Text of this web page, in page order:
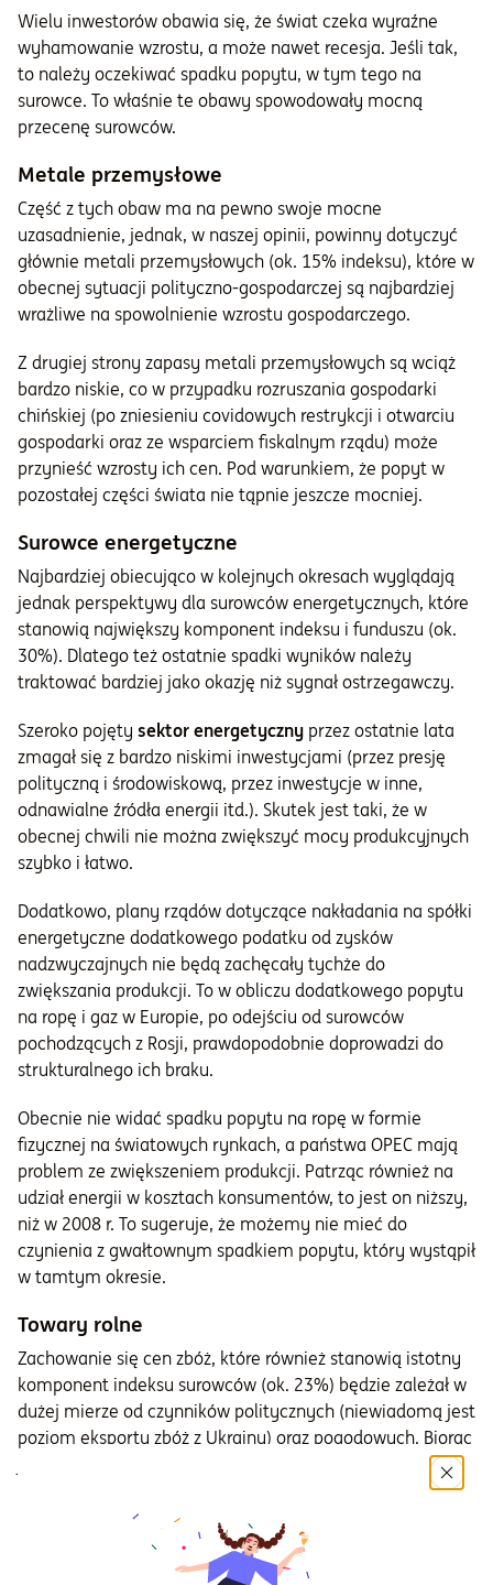
Wielu inwestorów obawia się, że świat czeka wyraźne
wyhamowanie wzrostu, a może nawet recesja. Jeśli tak,
to należy oczekiwać spadku popytu, w tym tego na
surowce. To właśnie te obawy spowodowały mocną
przecenę surowców.
Metale przemysłowe
Część z tych obaw ma na pewno swoje mocne
uzasadnienie, jednak, w naszej opinii, powinny dotyczyć
głównie metali przemysłowych (ok. 15% indeksu), które w
obecnej sytuacji polityczno-gospodarczej są najbardziej
wrażliwe na spowolnienie wzrostu gospodarczego.
Z drugiej strony zapasy metali przemysłowych są wciąż
bardzo niskie, co w przypadku rozruszania gospodarki
chińskiej (po zniesieniu covidowych restrykcji i otwarciu
gospodarki oraz ze wsparciem fiskalnym rządu) może
przynieść wzrosty ich cen. Pod warunkiem, że popyt w
pozostałej części świata nie tąpnie jeszcze mocniej.
Surowce energetyczne
Najbardziej obiecująco w kolejnych okresach wyglądają
jednak perspektywy dla surowców energetycznych, które
stanowią największy komponent indeksu i funduszu (ok.
30%). Dlatego też ostatnie spadki wyników należy
traktować bardziej jako okazję niż sygnał ostrzegawczy.
Szeroko pojęty sektor energetyczny przez ostatnie lata
zmagał się z bardzo niskimi inwestycjami (przez presję
polityczną i środowiskową, przez inwestycje w inne,
odnawialne źródła energii itd.). Skutek jest taki, że w
obecnej chwili nie można zwiększyć mocy produkcyjnych
szybko i łatwo.
Dodatkowo, plany rządów dotyczące nakładania na spółki
energetyczne dodatkowego podatku od zysków
nadzwyczajnych nie będą zachęcały tychże do
zwiększania produkcji. To w obliczu dodatkowego popytu
na ropę i gaz w Europie, po odejściu od surowców
pochodzących z Rosji, prawdopodobnie doprowadzi do
strukturalnego ich braku.
Obecnie nie widać spadku popytu na ropę w formie
fizycznej na światowych rynkach, a państwa OPEC mają
problem ze zwiększeniem produkcji. Patrząc również na
udział energii w kosztach konsumentów, to jest on niższy,
niż w 2008 r. To sugeruje, że możemy nie mieć do
czynienia z gwałtownym spadkiem popytu, który wystąpił
w tamtym okresie.
Towary rolne
Zachowanie się cen zbóż, które również stanowią istotny
komponent indeksu surowców (ok. 23%) będzie zależał w
dużej mierze od czynników politycznych (niewiadomą jest
poziom eksportu zbóż z Ukrainy) oraz pogodowych. Biorąc
koszty producentów nawozów, to widać przesłanki ku
wzrostowi cen zbóż.
Obecna sytuacja na świecie przypomina tą z lat 70. XX